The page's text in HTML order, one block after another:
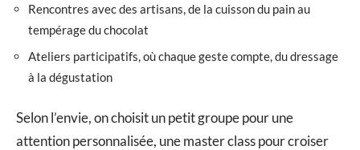
Rencontres avec des artisans, de la cuisson du pain au
tempérage du chocolat
Ateliers participatifs, où chaque geste compte, du dressage
à la dégustation
Selon l’envie, on choisit un petit groupe pour une
attention personnalisée, une master class pour croiser